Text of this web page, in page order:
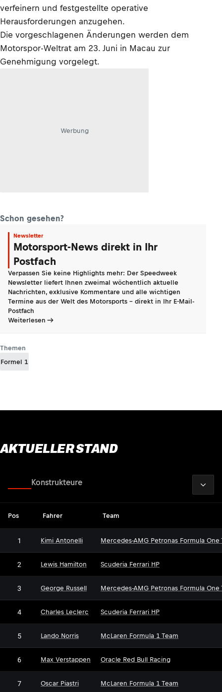
verfeinern und festgestellte operative
Herausforderungen anzugehen.
Die vorgeschlagenen Änderungen werden dem
Motorspor-Weltrat am 23. Juni in Macau zur
Genehmigung vorgelegt.
Werbung
Schon gesehen?
Newsletter
Motorsport-News direkt in Ihr
Postfach
Verpassen Sie keine Highlights mehr: Der Speedweek
Newsletter liefert Ihnen zweimal wöchentlich aktuelle
Nachrichten, exklusive Kommentare und alle wichtigen
Termine aus der Welt des Motorsports - direkt in Ihr E-Mail-
Postfach
Weiterlesen
Themen
Formel 1
AKTUELLER STAND
Konstrukteure
Pos Fahrer Team
1 Kimi Antonelli Mercedes-AMG Petronas Formula One
2 Lewis Hamilton Scuderia Ferrari HP
3 George Russell Mercedes-AMG Petronas Formula One
4 Charles Leclerc Scuderia Ferrari HP
5 Lando Norris McLaren Formula 1 Team
6 Max Verstappen Oracle Red Bull Racing
7 Oscar Piastri McLaren Formula 1 Team